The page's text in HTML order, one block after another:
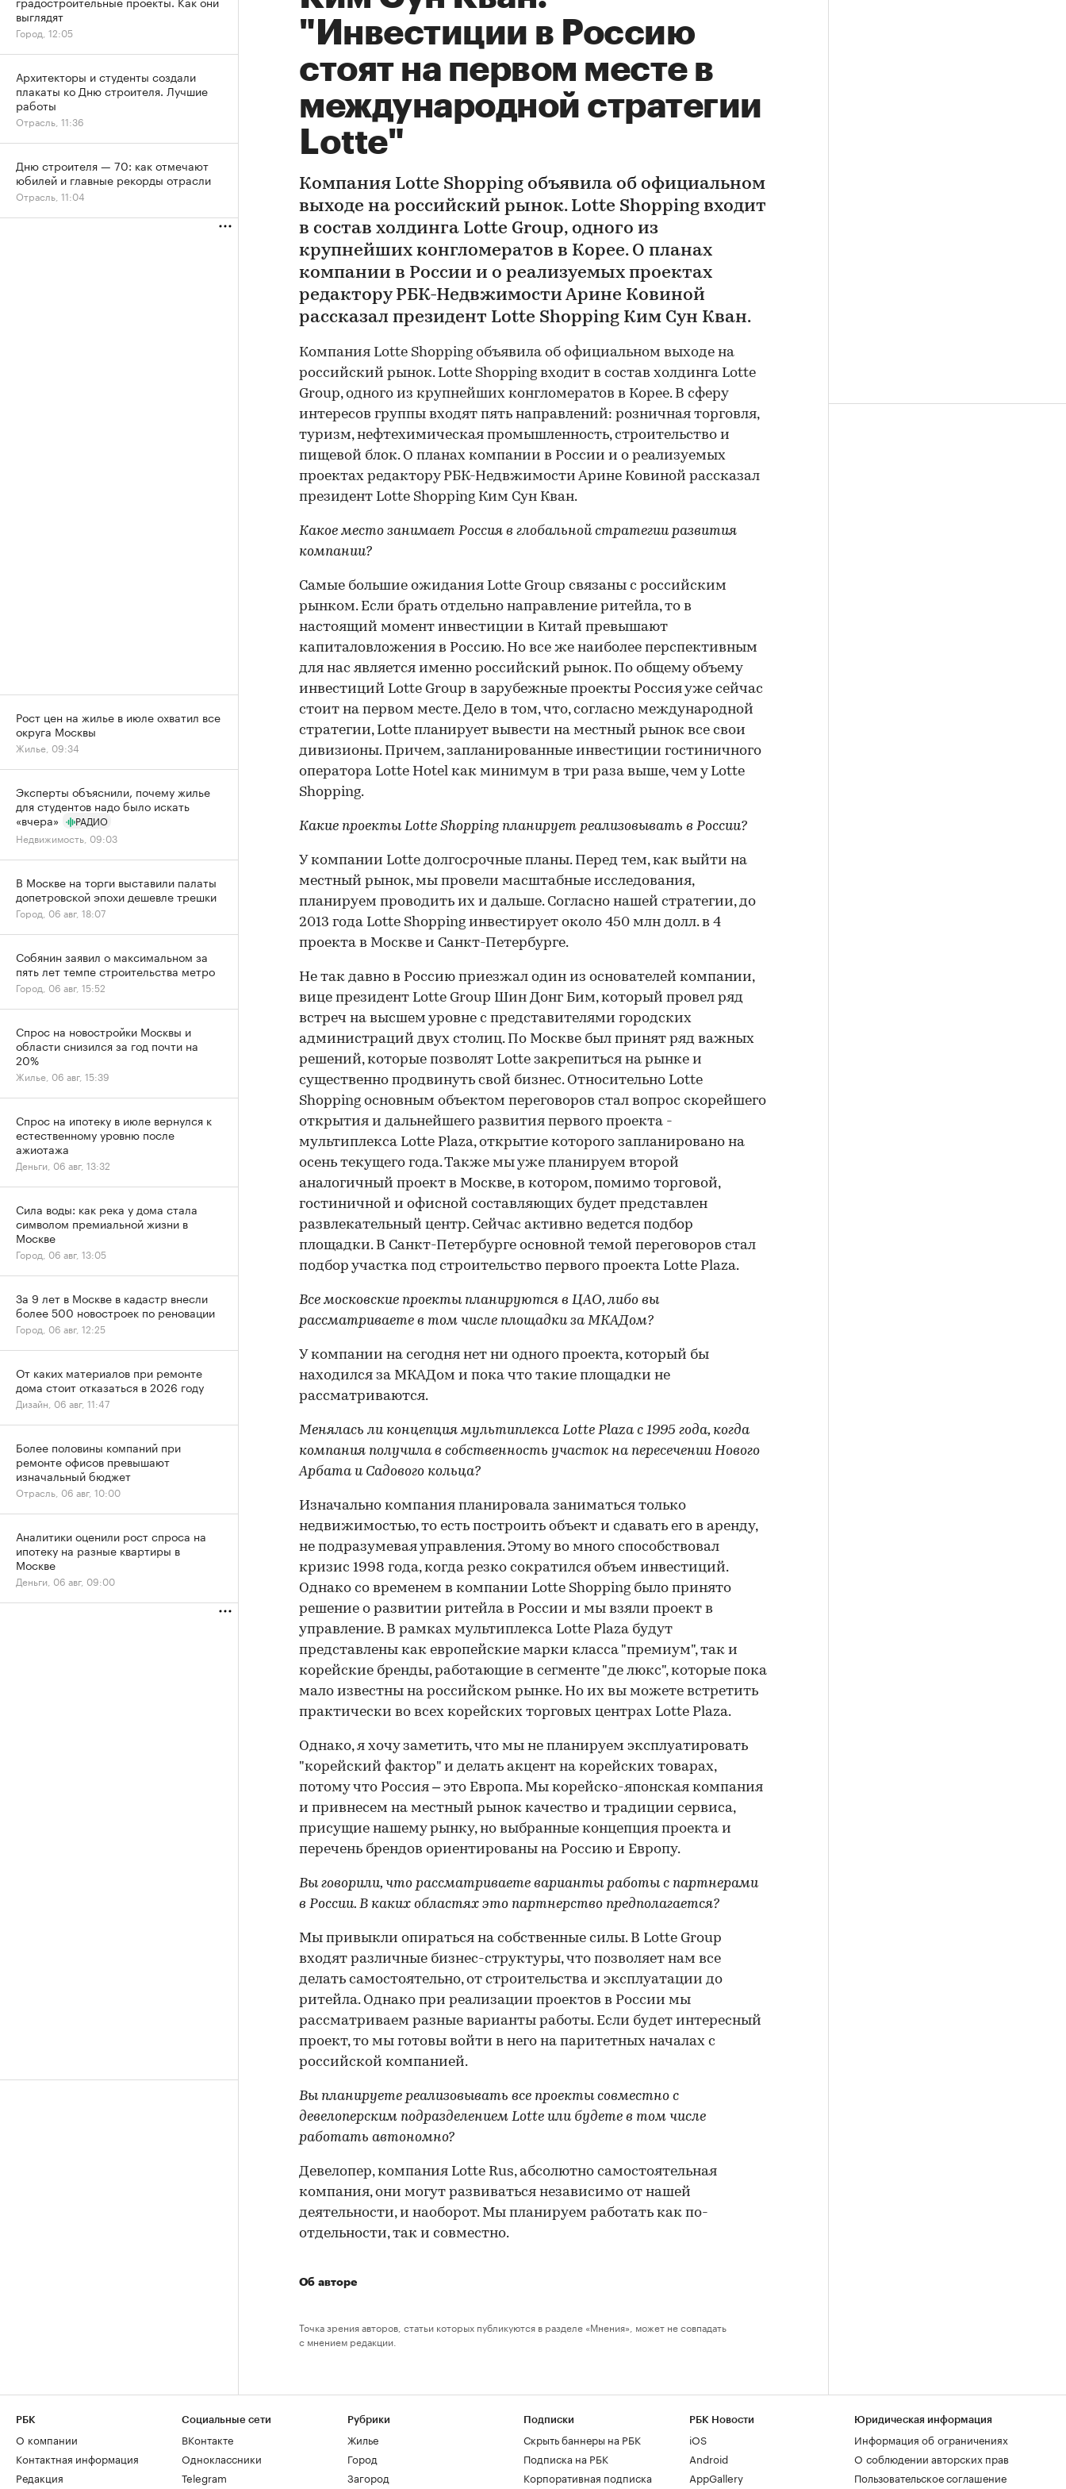
"Инвестиции в Россию
стоят на первом месте в
международной стратегии
Lotte"
Компания Lotte Shopping объявила об официальном
выходе на российский рынок. Lotte Shopping входит
в состав холдинга Lotte Group, одного из
крупнейших конгломератов в Корее. О планах
компании в России и о реализуемых проектах
редактору РБК-Недвжимости Арине Ковиной
рассказал президент Lotte Shopping Ким Сун Кван.
Компания Lotte Shopping объявила об официальном выходе на
российский рынок. Lotte Shopping входит в состав холдинга Lotte
Group, одного из крупнейших конгломератов в Корее. В сферу
интересов группы входят пять направлений: розничная торговля,
туризм, нефтехимическая промышленность, строительство и
пищевой блок. О планах компании в России и о реализуемых
проектах редактору РБК-Недвжимости Арине Ковиной рассказал
президент Lotte Shopping Ким Сун Кван.
Какое место занимает Россия в глобальной стратегии развития
компании?
Самые большие ожидания Lotte Group связаны с российским
рынком. Если брать отдельно направление ритейла, то в
настоящий момент инвестиции в Китай превышают
капиталовложения в Россию. Но все же наиболее перспективным
для нас является именно российский рынок. По общему объему
инвестиций Lotte Group в зарубежные проекты Россия уже сейчас
стоит на первом месте. Дело в том, что, согласно международной
стратегии, Lotte планирует вывести на местный рынок все свои
дивизионы. Причем, запланированные инвестиции гостиничного
оператора Lotte Hotel как минимум в три раза выше, чем у Lotte
Shopping.
Какие проекты Lotte Shopping планирует реализовывать в России?
У компании Lotte долгосрочные планы. Перед тем, как выйти на
местный рынок, мы провели масштабные исследования,
планируем проводить их и дальше. Согласно нашей стратегии, до
2013 года Lotte Shopping инвестирует около 450 млн долл. в 4
проекта в Москве и Санкт-Петербурге.
Не так давно в Россию приезжал один из основателей компании,
вице президент Lotte Group Шин Донг Бим, который провел ряд
встреч на высшем уровне с представителями городских
администраций двух столиц. По Москве был принят ряд важных
решений, которые позволят Lotte закрепиться на рынке и
существенно продвинуть свой бизнес. Относительно Lotte
Shopping основным объектом переговоров стал вопрос скорейшего
открытия и дальнейшего развития первого проекта -
мультиплекса Lotte Plaza, открытие которого запланировано на
осень текущего года. Также мы уже планируем второй
аналогичный проект в Москве, в котором, помимо торговой,
гостиничной и офисной составляющих будет представлен
развлекательный центр. Сейчас активно ведется подбор
площадки. В Санкт-Петербурге основной темой переговоров стал
подбор участка под строительство первого проекта Lotte Plaza.
Все московские проекты планируются в ЦАО, либо вы
рассматриваете в том числе площадки за МКАДом?
У компании на сегодня нет ни одного проекта, который бы
находился за МКАДом и пока что такие площадки не
рассматриваются.
Менялась ли концепция мультиплекса Lotte Plaza с 1995 года, когда
компания получила в собственность участок на пересечении Нового
Арбата и Садового кольца?
Изначально компания планировала заниматься только
недвижимостью, то есть построить объект и сдавать его в аренду,
не подразумевая управления. Этому во много способствовал
кризис 1998 года, когда резко сократился объем инвестиций.
Однако со временем в компании Lotte Shopping было принято
решение о развитии ритейла в России и мы взяли проект в
управление. В рамках мультиплекса Lotte Plaza будут
представлены как европейские марки класса "премиум", так и
корейские бренды, работающие в сегменте "де люкс", которые пока
мало известны на российском рынке. Но их вы можете встретить
практически во всех корейских торговых центрах Lotte Plaza.
Однако, я хочу заметить, что мы не планируем эксплуатировать
"корейский фактор" и делать акцент на корейских товарах,
потому что Россия – это Европа. Мы корейско-японская компания
и привнесем на местный рынок качество и традиции сервиса,
присущие нашему рынку, но выбранные концепция проекта и
перечень брендов ориентированы на Россию и Европу.
Вы говорили, что рассматриваете варианты работы с партнерами
в России. В каких областях это партнерство предполагается?
Мы привыкли опираться на собственные силы. В Lotte Group
входят различные бизнес-структуры, что позволяет нам все
делать самостоятельно, от строительства и эксплуатации до
ритейла. Однако при реализации проектов в России мы
рассматриваем разные варианты работы. Если будет интересный
проект, то мы готовы войти в него на паритетных началах с
российской компанией.
Вы планируете реализовывать все проекты совместно с
девелоперским подразделением Lotte или будете в том числе
работать автономно?
Девелопер, компания Lotte Rus, абсолютно самостоятельная
компания, они могут развиваться независимо от нашей
деятельности, и наоборот. Мы планируем работать как по-
отдельности, так и совместно.
Об авторе
Точка зрения авторов, статьи которых публикуются в разделе «Мнения», может не совпадать
с мнением редакции.
выглядят
Город, 12:05
Архитекторы и студенты создали
плакаты ко Дню строителя. Лучшие
работы
Отрасль, 11:36
Дню строителя — 70: как отмечают
юбилей и главные рекорды отрасли
Отрасль, 11:04
Рост цен на жилье в июле охватил все
округа Москвы
Жилье, 09:34
Эксперты объяснили, почему жилье
для студентов надо было искать
«вчера»
РАДИО
Недвижимость, 09:03
В Москве на торги выставили палаты
допетровской эпохи дешевле трешки
Город, 06 авг, 18:07
Собянин заявил о максимальном за
пять лет темпе строительства метро
Город, 06 авг, 15:52
Спрос на новостройки Москвы и
области снизился за год почти на
20%
Жилье, 06 авг, 15:39
Спрос на ипотеку в июле вернулся к
естественному уровню после
ажиотажа
Деньги, 06 авг, 13:32
Сила воды: как река у дома стала
символом премиальной жизни в
Москве
Город, 06 авг, 13:05
За 9 лет в Москве в кадастр внесли
более 500 новостроек по реновации
Город, 06 авг, 12:25
От каких материалов при ремонте
дома стоит отказаться в 2026 году
Дизайн, 06 авг, 11:47
Более половины компаний при
ремонте офисов превышают
изначальный бюджет
Отрасль, 06 авг, 10:00
Аналитики оценили рост спроса на
ипотеку на разные квартиры в
Москве
Деньги, 06 авг, 09:00
РБК
О компании
Контактная информация
Редакция
Социальные сети
ВКонтакте
Одноклассники
Telegram
Рубрики
Жилье
Город
Загород
Подписки
Скрыть баннеры на РБК
Подписка на РБК
Корпоративная подписка
РБК Новости
iOS
Android
AppGallery
Юридическая информация
Информация об ограничениях
О соблюдении авторских прав
Пользовательское соглашение